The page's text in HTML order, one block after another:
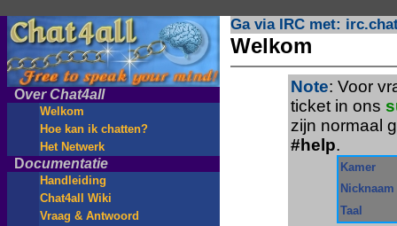
Over Chat4all
Welkom
Hoe kan ik chatten?
Het Netwerk
Documentatie
Handleiding
Chat4all Wiki
Vraag & Antwoord
Ga via IRC met:
Welkom
Note: Voor
ticket in ons
zijn normaal
#help.
Kamer
Nicknaam
Taal